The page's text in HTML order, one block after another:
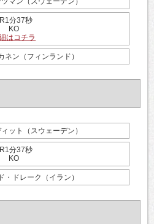
分37秒
KO
はコチラ
ネン（フィンランド）
ット（スウェーデン）
分37秒
KO
・ドレーク（イラン）